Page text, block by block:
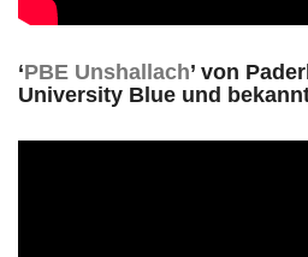
‘PBE Unshallach’ von
University Blue und